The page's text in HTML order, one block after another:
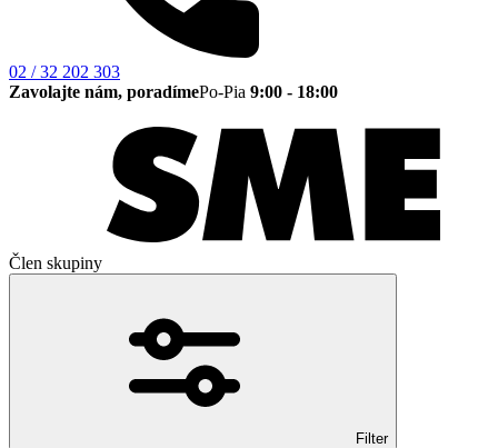
02 / 32 202 303
Zavolajte nám, poradímePo-Pia 9:00 - 18:00
Člen skupiny
Filter